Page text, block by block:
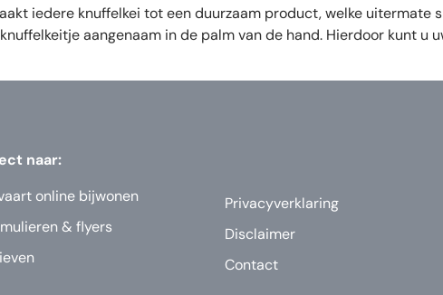
iedere knuffelkei tot een duurzaam product, welke
aangenaam in de palm van de hand. Hierdoor kunt u
naar:
online bijwonen
& flyers
Privacyverklaring
Disclaimer
Contact